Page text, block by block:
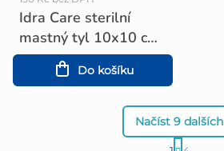
Idra Care sterilní
mastný tyl 10x10 cm,
10 ks
Do košíku
Načíst 9 dalších